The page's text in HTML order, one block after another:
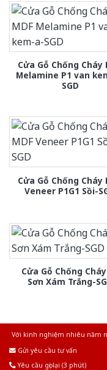
Cửa Gỗ Chống Cháy
Melamine P1 van
SGD
Cửa Gỗ Chống Cháy
Veneer P1G1 Sồi-
Cửa Gỗ Chống
Sơn Xám Trắng-
Với kinh nghiệm nhiêu năm
Gửi yêu cầu tư vấn
Yêu cầu gọi lại (3 phút)